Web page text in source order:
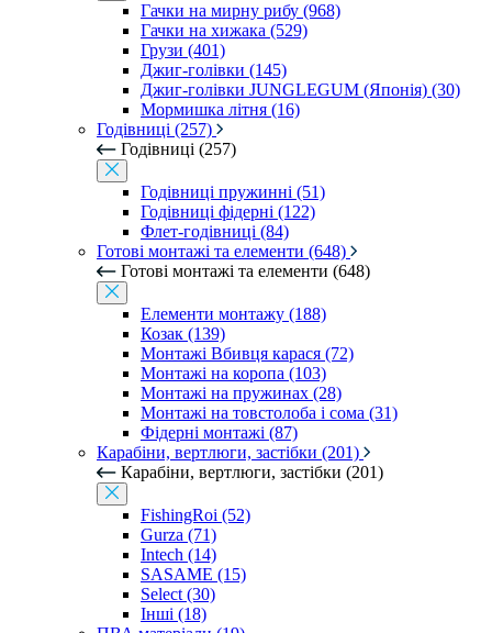
Гачки на мирну рибу (968)
Гачки на хижака (529)
Грузи (401)
Джиг-голівки (145)
Джиг-голівки JUNGLEGUM (Японія) (30)
Мормишка літня (16)
Годівниці (257)
Годівниці (257)
Годівниці пружинні (51)
Годівниці фідерні (122)
Флет-годівниці (84)
Готові монтажі та елементи (648)
Готові монтажі та елементи (648)
Елементи монтажу (188)
Козак (139)
Монтажі Вбивця карася (72)
Монтажі на коропа (103)
Монтажі на пружинах (28)
Монтажі на товстолоба і сома (31)
Фідерні монтажі (87)
Карабіни, вертлюги, застібки (201)
Карабіни, вертлюги, застібки (201)
FishingRoi (52)
Gurza (71)
Intech (14)
SASAME (15)
Select (30)
Інші (18)